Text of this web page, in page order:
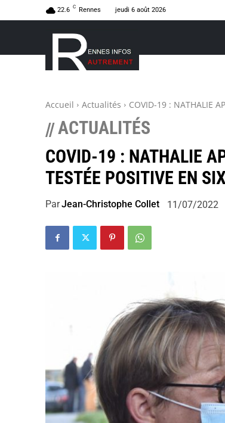
22.6 C Rennes jeudi 6 août 2026
Accueil Actualités COVID-19 : NATHALIE
//ACTUALITÉS
COVID-19 : NATHALIE
TESTÉE POSITIVE EN
ParJean-Christophe Collet 11/07/2022